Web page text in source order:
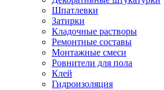
Шпатлевки
Затирки
Кладочные растворы
Ремонтные составы
Монтажные смеси
Ровнители для пола
Клей
Гидроизоляция